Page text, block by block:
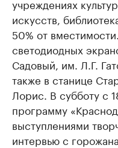
учреждениях
искусств,
50% от
светодиодных
Садовый, им. Л.Г.
также в станице
Лорис. В субботу с
программу
выступлениями
интервью с